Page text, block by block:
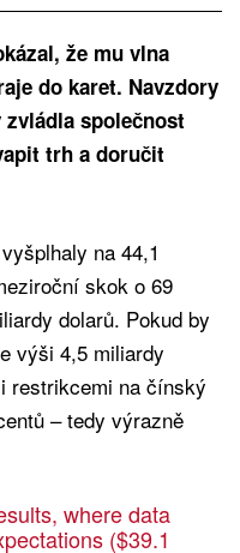
že mu vlna
do karet. Navzdory
společnost
trh a doručit
na 44,1
skok o 69
dolarů. Pokud by
výši 4,5 miliardy
restrikcemi na čínský
– tedy výrazně
where data
($39.1